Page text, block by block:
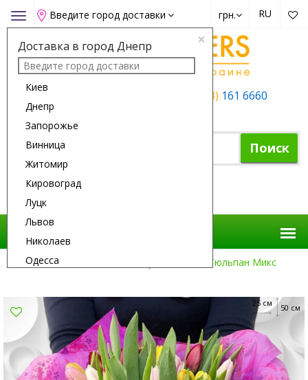
Toggle
navigation
Введите город доставки
×
Доставка в город Днепр
Киев
Днепр
Запорожье
Винница
Житомир
Кировоград
Луцк
Львов
Николаев
Одесса
Ровно
Сумы
Харьков
Херсон
RU
грн.
+38 (050) +38 (063) 161 6660
Поиск
Доставка Цветов 21 Тюльпан Микс
50 см
25 см